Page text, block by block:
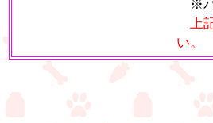
※パ
上
い。